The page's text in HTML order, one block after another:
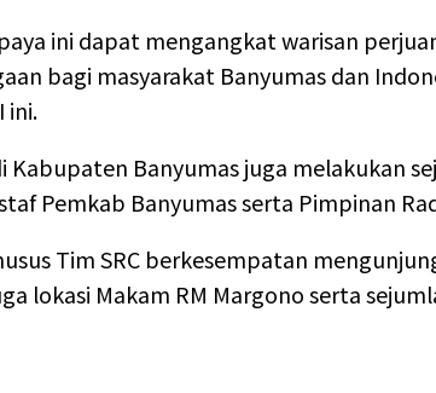
ini dapat mengangkat warisan
bagi masyarakat Banyumas dan
ini.
Kabupaten Banyumas juga melakukan
Pemkab Banyumas serta Pimpinan
Tim SRC berkesempatan
lokasi Makam RM Margono serta